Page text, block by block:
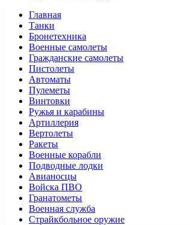
Главная
Танки
Бронетехника
Военные самолеты
Гражданские самолеты
Пистолеты
Автоматы
Пулеметы
Винтовки
Ружья и карабины
Артиллерия
Вертолеты
Ракеты
Военные корабли
Подводные лодки
Авианосцы
Войска ПВО
Гранатометы
Военная служба
Страйкбольное оружие